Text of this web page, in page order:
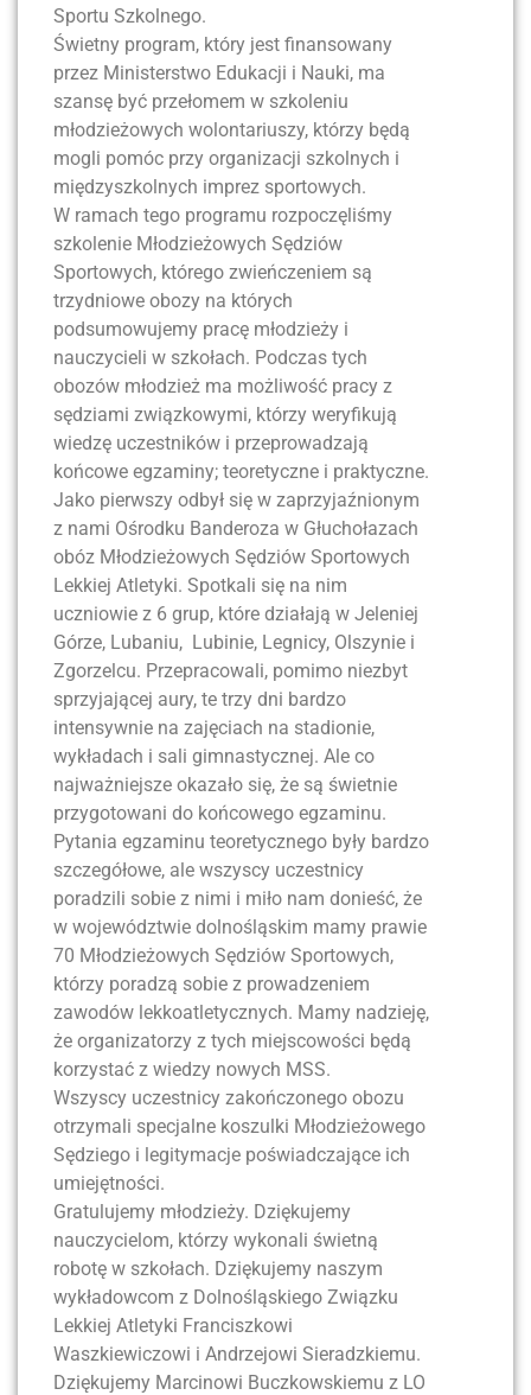
Sportu Szkolnego.
Świetny program, który jest finansowany
przez Ministerstwo Edukacji i Nauki, ma
szansę być przełomem w szkoleniu
młodzieżowych wolontariuszy, którzy będą
mogli pomóc przy organizacji szkolnych i
międzyszkolnych imprez sportowych.
W ramach tego programu rozpoczęliśmy
szkolenie Młodzieżowych Sędziów
Sportowych, którego zwieńczeniem są
trzydniowe obozy na których
podsumowujemy pracę młodzieży i
nauczycieli w szkołach. Podczas tych
obozów młodzież ma możliwość pracy z
sędziami związkowymi, którzy weryfikują
wiedzę uczestników i przeprowadzają
końcowe egzaminy; teoretyczne i praktyczne.
Jako pierwszy odbył się w zaprzyjaźnionym
z nami Ośrodku Banderoza w Głuchołazach
obóz Młodzieżowych Sędziów Sportowych
Lekkiej Atletyki. Spotkali się na nim
uczniowie z 6 grup, które działają w Jeleniej
Górze, Lubaniu, Lubinie, Legnicy, Olszynie i
Zgorzelcu. Przepracowali, pomimo niezbyt
sprzyjającej aury, te trzy dni bardzo
intensywnie na zajęciach na stadionie,
wykładach i sali gimnastycznej. Ale co
najważniejsze okazało się, że są świetnie
przygotowani do końcowego egzaminu.
Pytania egzaminu teoretycznego były bardzo
szczegółowe, ale wszyscy uczestnicy
poradzili sobie z nimi i miło nam donieść, że
w województwie dolnośląskim mamy prawie
70 Młodzieżowych Sędziów Sportowych,
którzy poradzą sobie z prowadzeniem
zawodów lekkoatletycznych. Mamy nadzieję,
że organizatorzy z tych miejscowości będą
korzystać z wiedzy nowych MSS.
Wszyscy uczestnicy zakończonego obozu
otrzymali specjalne koszulki Młodzieżowego
Sędziego i legitymacje poświadczające ich
umiejętności.
Gratulujemy młodzieży. Dziękujemy
nauczycielom, którzy wykonali świetną
robotę w szkołach. Dziękujemy naszym
wykładowcom z Dolnośląskiego Związku
Lekkiej Atletyki Franciszkowi
Waszkiewiczowi i Andrzejowi Sieradzkiemu.
Dziękujemy Marcinowi Buczkowskiemu z LO